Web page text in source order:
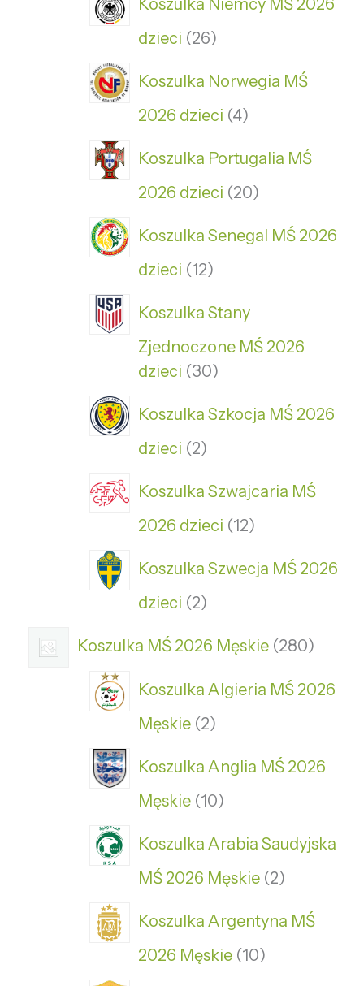
Koszulka Niemcy MŚ 2026
dzieci 26
Koszulka Norwegia MŚ
2026 dzieci 4
Koszulka Portugalia MŚ
2026 dzieci 20
Koszulka Senegal MŚ 2026
dzieci 12
Koszulka Stany
Zjednoczone MŚ 2026
dzieci 30
Koszulka Szkocja MŚ 2026
dzieci 2
Koszulka Szwajcaria MŚ
2026 dzieci 12
Koszulka Szwecja MŚ 2026
dzieci 2
Koszulka MŚ 2026 Męskie 280
Koszulka Algieria MŚ 2026
Męskie 2
Koszulka Anglia MŚ 2026
Męskie 10
Koszulka Arabia Saudyjska
MŚ 2026 Męskie 2
Koszulka Argentyna MŚ
2026 Męskie 10